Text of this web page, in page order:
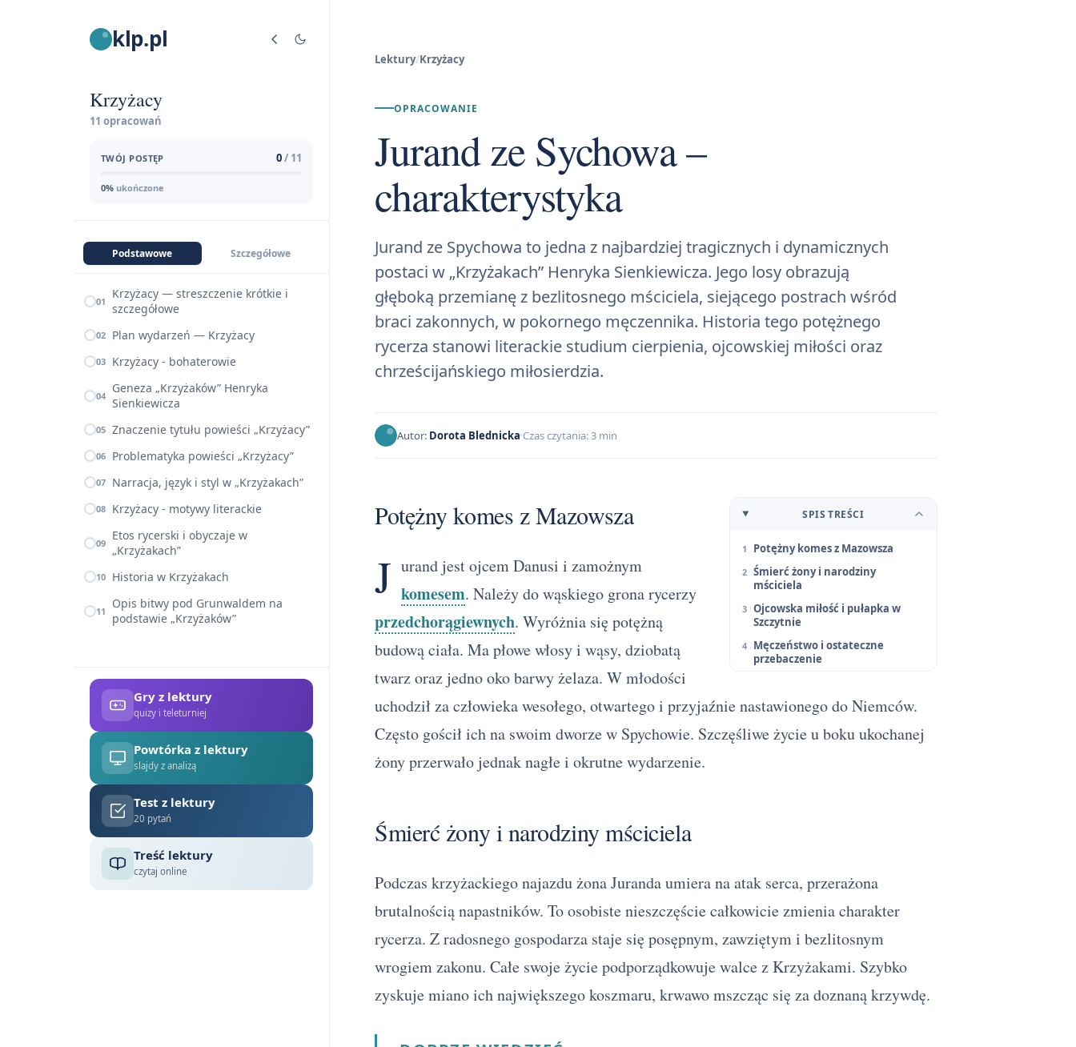
klp.pl
Krzyżacy
11 opracowań
TWÓJ POSTĘP 0/ 11
0% ukończone
Podstawowe Szczegółowe
01
Krzyżacy — streszczenie krótkie i
szczegółowe
02 Plan wydarzeń — Krzyżacy
03 Krzyżacy - bohaterowie
04 Geneza „Krzyżaków” Henryka
Sienkiewicza
05 Znaczenie tytułu powieści „Krzyżacy”
06 Problematyka powieści „Krzyżacy”
07 Narracja, język i styl w „Krzyżakach”
08 Krzyżacy - motywy literackie
09 Etos rycerski i obyczaje w
„Krzyżakach”
10 Historia w Krzyżakach
11
Opis bitwy pod Grunwaldem na
podstawie „Krzyżaków”
Gry z lektury
quizy i teleturniej
Powtórka z lektury
slajdy z analizą
Test z lektury
20 pytań
Treść lektury
czytaj online
Lektury/Krzyżacy
OPRACOWANIE
Jurand ze Sychowa –
charakterystyka
Jurand ze Spychowa to jedna z najbardziej tragicznych i dynamicznych
postaci w „Krzyżakach” Henryka Sienkiewicza. Jego losy obrazują
głęboką przemianę z bezlitosnego mściciela, siejącego postrach wśród
braci zakonnych, w pokornego męczennika. Historia tego potężnego
rycerza stanowi literackie studium cierpienia, ojcowskiej miłości oraz
chrześcijańskiego miłosierdzia.
Autor: Dorota Blednicka Czas czytania: 3 min
SPIS TREŚCI
Potężny komes z Mazowsza
Śmierć żony i narodziny
mściciela
Ojcowska miłość i pułapka w
Szczytnie
Męczeństwo i ostateczne
przebaczenie
Potężny komes z Mazowsza
J urand jest ojcem Danusi i zamożnym
komesem. Należy do wąskiego grona rycerzy
przedchorągiewnych. Wyróżnia się potężną
budową ciała. Ma płowe włosy i wąsy, dziobatą
twarz oraz jedno oko barwy żelaza. W młodości
uchodził za człowieka wesołego, otwartego i przyjaźnie nastawionego do Niemców.
Często gościł ich na swoim dworze w Spychowie. Szczęśliwe życie u boku ukochanej
żony przerwało jednak nagłe i okrutne wydarzenie.
Śmierć żony i narodziny mściciela
Podczas krzyżackiego najazdu żona Juranda umiera na atak serca, przerażona
brutalnością napastników. To osobiste nieszczęście całkowicie zmienia charakter
rycerza. Z radosnego gospodarza staje się posępnym, zawziętym i bezlitosnym
wrogiem zakonu. Całe swoje życie podporządkowuje walce z Krzyżakami. Szybko
zyskuje miano ich największego koszmaru, krwawo mszcząc się za doznaną krzywdę.